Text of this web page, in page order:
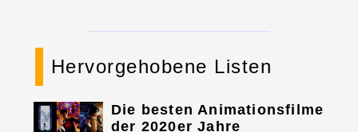
Hervorgehobene Listen
Die besten Animationsfilme
der 2020er Jahre